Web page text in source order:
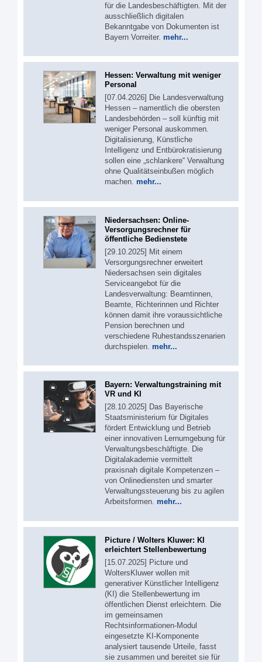
für die Landesbeschäftigten. Mit der
ausschließlich digitalen
Bekanntgabe von Dokumenten ist
Bayern Vorreiter. mehr...
Hessen: Verwaltung mit weniger
Personal
[07.04.2026] Die Landesverwaltung
Hessen – namentlich die obersten
Landesbehörden – soll künftig mit
weniger Personal auskommen.
Digitalisierung, Künstliche
Intelligenz und Entbürokratisierung
sollen eine „schlankere“ Verwaltung
ohne Qualitätseinbußen möglich
machen. mehr...
Niedersachsen: Online-
Versorgungsrechner für
öffentliche Bedienstete
[29.10.2025] Mit einem
Versorgungsrechner erweitert
Niedersachsen sein digitales
Serviceangebot für die
Landesverwaltung: Beamtinnen,
Beamte, Richterinnen und Richter
können damit ihre voraussichtliche
Pension berechnen und
verschiedene Ruhestandsszenarien
durchspielen. mehr...
Bayern: Verwaltungstraining mit
VR und KI
[28.10.2025] Das Bayerische
Staatsministerium für Digitales
fördert Entwicklung und Betrieb
einer innovativen Lernumgebung für
Verwaltungsbeschäftigte. Die
Digitalakademie vermittelt
praxisnah digitale Kompetenzen –
von Onlinediensten und smarter
Verwaltungssteuerung bis zu agilen
Arbeitsformen. mehr...
Picture / Wolters Kluwer: KI
erleichtert Stellenbewertung
[15.07.2025] Picture und
WoltersKluwer wollen mit
generativer Künstlicher Intelligenz
(KI) die Stellenbewertung im
öffentlichen Dienst erleichtern. Die
im gemeinsamen
Rechtsinformationen-Modul
eingesetzte KI-Komponente
analysiert tausende Urteile, fasst
sie zusammen und bereitet sie für